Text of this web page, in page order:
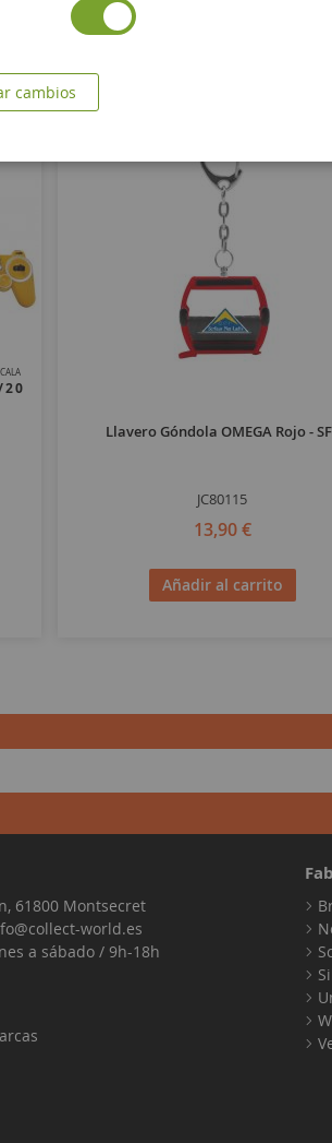
20
Llavero Góndola OMEGA Rojo -
JC80115
13,90 €
Añadir al carrito
61800 Montsecret
world.es
a sábado / 9h-18h
cambios